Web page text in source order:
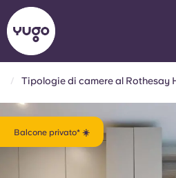
Sedi English (US)
Tipologie di camere al Rothesay
Balcone privato* ☀️